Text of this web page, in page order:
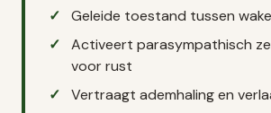
Geleide toestand tussen
Activeert parasympathisch
voor rust
Vertraagt ademhaling en